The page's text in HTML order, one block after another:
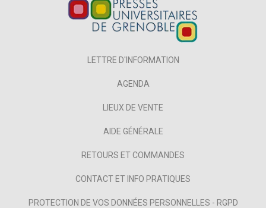
LETTRE D'INFORMATION
AGENDA
LIEUX DE VENTE
AIDE GÉNÉRALE
RETOURS ET COMMANDES
CONTACT ET INFO PRATIQUES
PROTECTION DE VOS DONNÉES PERSONNELLES - RGPD